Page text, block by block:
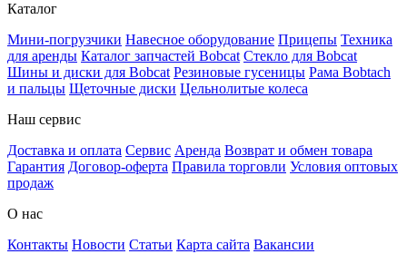
Каталог
Мини-погрузчики Навесное оборудование Прицепы Техника
для аренды Каталог запчастей Bobcat Стекло для Bobcat
Шины и диски для Bobcat Резиновые гусеницы Рама Bobtach
и пальцы Щеточные диски Цельнолитые колеса
Наш сервис
Доставка и оплата Сервис Аренда Возврат и обмен товара
Гарантия Договор-оферта Правила торговли Условия оптовых
продаж
О нас
Контакты Новости Статьи Карта сайта Вакансии